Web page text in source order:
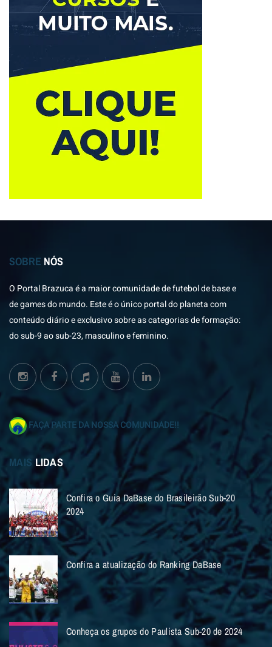
SOBRE NÓS
O Portal Brazuca é a maior comunidade de futebol de base e
de games do mundo. Este é o único portal do planeta com
conteúdo diário e exclusivo sobre as categorias de formação:
do sub-9 ao sub-23, masculino e feminino.
FAÇA PARTE DA NOSSA COMUNIDADE!!
MAIS LIDAS
Confira o Guia DaBase do Brasileirão Sub-20
2024
Confira a atualização do Ranking DaBase
Conheça os grupos do Paulista Sub-20 de 2024